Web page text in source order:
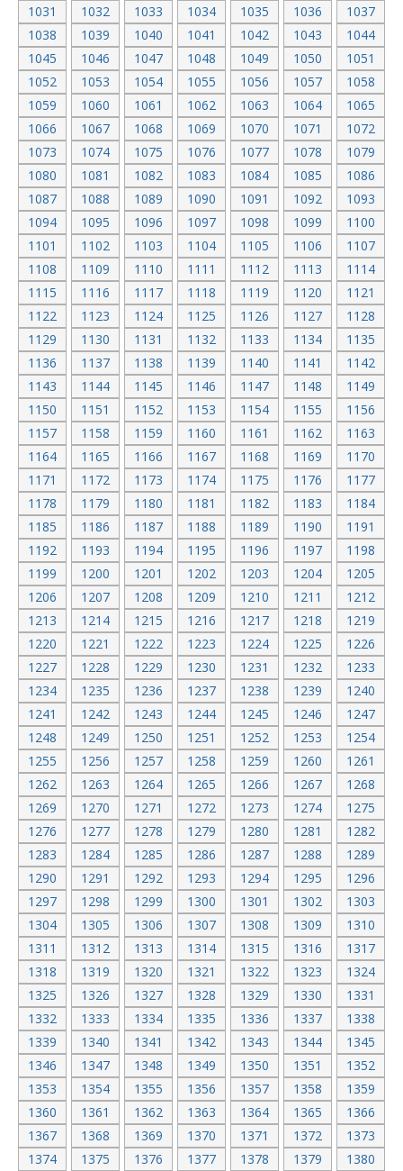
1031
1032 1033 1034 1035 1036
1037
1038
1039 1040 1041 1042 1043
1044
1045
1046 1047 1048 1049 1050
1051
1052
1053 1054 1055 1056 1057
1058
1059
1060 1061 1062 1063 1064
1065
1066
1067 1068 1069 1070 1071
1072
1073
1074 1075 1076 1077 1078
1079
1080
1081 1082 1083 1084 1085
1086
1087
1088 1089 1090 1091 1092
1093
1094
1095 1096 1097 1098 1099
1100
1101
1102 1103 1104 1105 1106
1107
1108
1109 1110 1111 1112 1113
1114
1115
1116 1117 1118 1119 1120
1121
1122
1123 1124 1125 1126 1127
1128
1129
1130 1131 1132 1133 1134
1135
1136
1137 1138 1139 1140 1141
1142
1143
1144 1145 1146 1147 1148
1149
1150
1151 1152 1153 1154 1155
1156
1157
1158 1159 1160 1161 1162
1163
1164
1165 1166 1167 1168 1169
1170
1171
1172 1173 1174 1175 1176
1177
1178
1179 1180 1181 1182 1183
1184
1185
1186 1187 1188 1189 1190
1191
1192
1193 1194 1195 1196 1197
1198
1199
1200 1201 1202 1203 1204
1205
1206
1207 1208 1209 1210 1211
1212
1213
1214 1215 1216 1217 1218
1219
1220
1221 1222 1223 1224 1225
1226
1227
1228 1229 1230 1231 1232
1233
1234
1235 1236 1237 1238 1239
1240
1241
1242 1243 1244 1245 1246
1247
1248
1249 1250 1251 1252 1253
1254
1255
1256 1257 1258 1259 1260
1261
1262
1263 1264 1265 1266 1267
1268
1269
1270 1271 1272 1273 1274
1275
1276
1277 1278 1279 1280 1281
1282
1283
1284 1285 1286 1287 1288
1289
1290
1291 1292 1293 1294 1295
1296
1297
1298 1299 1300 1301 1302
1303
1304
1305 1306 1307 1308 1309
1310
1311
1312 1313 1314 1315 1316
1317
1318
1319 1320 1321 1322 1323
1324
1325
1326 1327 1328 1329 1330
1331
1332
1333 1334 1335 1336 1337
1338
1339
1340 1341 1342 1343 1344
1345
1346
1347 1348 1349 1350 1351
1352
1353
1354 1355 1356 1357 1358
1359
1360
1361 1362 1363 1364 1365
1366
1367
1368 1369 1370 1371 1372
1373
1374
1375 1376 1377 1378 1379 1380